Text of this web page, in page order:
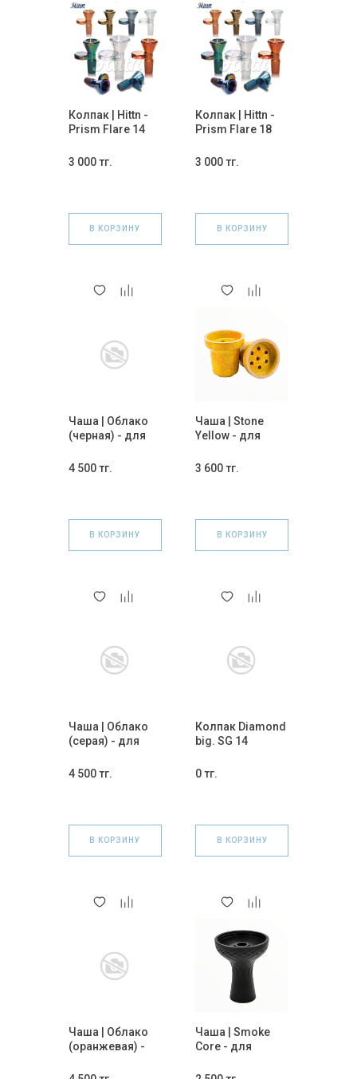
Колпак | Hittn -
Prism Flare 14
3 000 тг.
В КОРЗИНУ
Колпак | Hittn -
Prism Flare 18
3 000 тг.
В КОРЗИНУ
Чаша | Облако
(черная) - для
4 500 тг.
В КОРЗИНУ
Чаша | Stone
Yellow - для
3 600 тг.
В КОРЗИНУ
Чаша | Облако
(серая) - для
4 500 тг.
В КОРЗИНУ
Колпак Diamond
big. SG 14
0 тг.
В КОРЗИНУ
Чаша | Облако
(оранжевая) -
Чаша | Smoke
Core - для
(силиконовая).